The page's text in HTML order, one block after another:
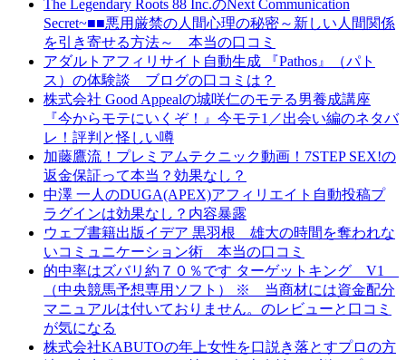
The Legendary Roots 88 Inc.のNext Communication
Secret~■■悪用厳禁の人間心理の秘密～新しい人間関係
を引き寄せる方法～ 本当の口コミ
アダルトアフィリサイト自動生成 『Pathos』（パト
ス）の体験談 ブログの口コミは？
株式会社 Good Appealの城咲仁のモテる男養成講座
『今からモテにいくぞ！』今モテ1／出会い編のネタバ
レ！評判と怪しい噂
加藤鷹流！プレミアムテクニック動画！7STEP SEX!の
返金保証って本当？効果なし？
中澤 一人のDUGA(APEX)アフィリエイト自動投稿プ
ラグインは効果なし？内容暴露
ウェブ書籍出版イデア 黒羽根 雄大の時間を奪われな
いコミュニケーション術 本当の口コミ
的中率はズバリ約７０％です ターゲットキング V1
（中央競馬予想専用ソフト） ※ 当商材には資金配分
マニュアルは付いておりません。のレビューと口コミ
が気になる
株式会社KABUTOの年上女性を口説き落とすプロの方